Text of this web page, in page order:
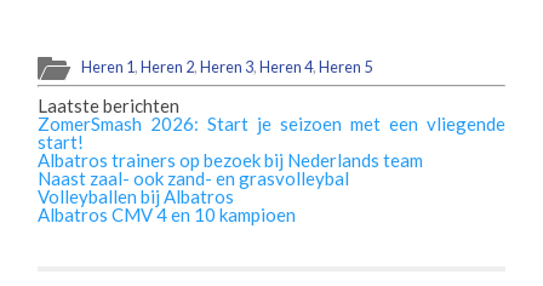
Heren 1,Heren 2,Heren 3,Heren 4,Heren 5
Laatste berichten
ZomerSmash 2026: Start je seizoen met een vliegende
start!
Albatros trainers op bezoek bij Nederlands team
Naast zaal- ook zand- en grasvolleybal
Volleyballen bij Albatros
Albatros CMV 4 en 10 kampioen